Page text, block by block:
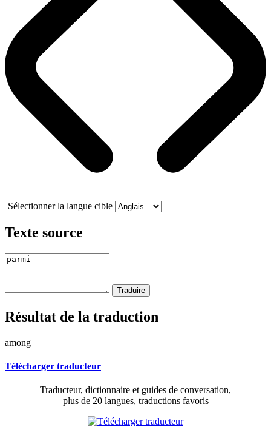
Sélectionner la langue cible
Texte source
Résultat de la traduction
among
Télécharger traducteur
Traducteur, dictionnaire et guides de conversation,
plus de 20 langues, traductions favoris